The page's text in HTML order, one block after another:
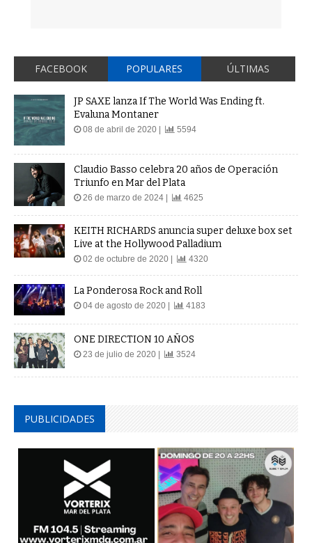
FACEBOOK POPULARES ÚLTIMAS
JP SAXE lanza If The World Was Ending ft.
Evaluna Montaner
08 de abril de 2020 | 5594
Claudio Basso celebra 20 años de Operación
Triunfo en Mar del Plata
26 de marzo de 2024 | 4625
KEITH RICHARDS anuncia super deluxe box set
Live at the Hollywood Palladium
02 de octubre de 2020 | 4320
La Ponderosa Rock and Roll
04 de agosto de 2020 | 4183
ONE DIRECTION 10 AÑOS
23 de julio de 2020 | 3524
PUBLICIDADES